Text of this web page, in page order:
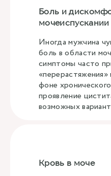
Боль и
мочеиспускании
Иногда мужчина
боль в области
симптомы часто
«перерастяжения»
фоне
проявление
возможных
Кровь в моче